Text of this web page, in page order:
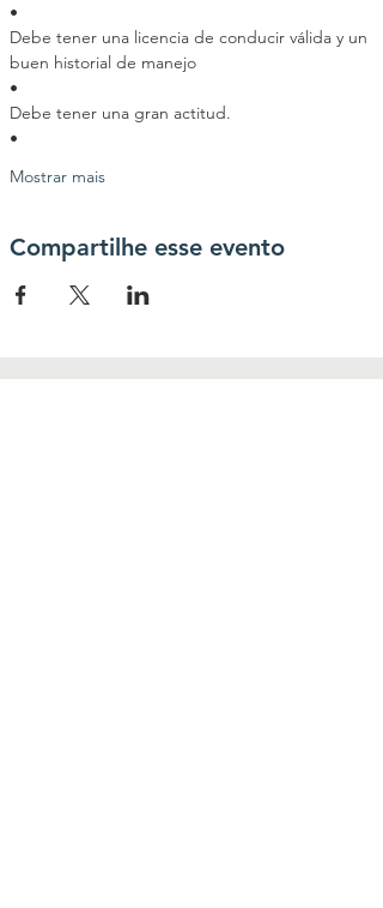
•
Debe tener una licencia de conducir válida y un
buen historial de manejo
•
Debe tener una gran actitud.
•
Mostrar mais
Compartilhe esse evento